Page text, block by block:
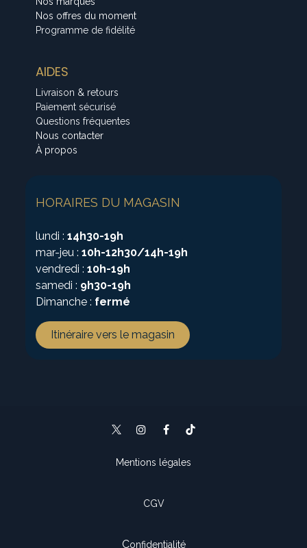
Nos offres du moment
Programme de fidélité
AIDES
Livraison & retours
Paiement sécurisé
Questions fréquentes
Nous contacter
À propos
HORAIRES DU MAGASIN
lundi :14h30-19h
mar-jeu :10h-12h30/14h-19h
vendredi :10h-19h
samedi : 9h30-19h
Dimanche : fermé
Itinéraire vers le magasin
Mentions légales
CGV
Confidentialité